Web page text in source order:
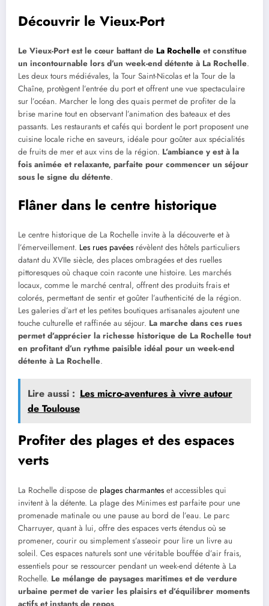
Découvrir le Vieux-Port
Le Vieux-Port est le cœur battant de La Rochelle et constitue
un incontournable lors d’un week-end détente à La Rochelle.
Les deux tours médiévales, la Tour Saint-Nicolas et la Tour de la
Chaîne, protègent l’entrée du port et offrent une vue spectaculaire
sur l’océan. Marcher le long des quais permet de profiter de la
brise marine tout en observant l’animation des bateaux et des
passants. Les restaurants et cafés qui bordent le port proposent une
cuisine locale riche en saveurs, idéale pour goûter aux spécialités
de fruits de mer et aux vins de la région. L’ambiance y est à la
fois animée et relaxante, parfaite pour commencer un séjour
sous le signe du détente.
Flâner dans le centre historique
Le centre historique de La Rochelle invite à la découverte et à
l’émerveillement. Les rues pavées révèlent des hôtels particuliers
datant du XVIIe siècle, des places ombragées et des ruelles
pittoresques où chaque coin raconte une histoire. Les marchés
locaux, comme le marché central, offrent des produits frais et
colorés, permettant de sentir et goûter l’authenticité de la région.
Les galeries d’art et les petites boutiques artisanales ajoutent une
touche culturelle et raffinée au séjour. La marche dans ces rues
permet d’apprécier la richesse historique de La Rochelle tout
en profitant d’un rythme paisible idéal pour un week-end
détente à La Rochelle.
Lire aussi : Les micro-aventures à vivre autour
de Toulouse
Profiter des plages et des espaces
verts
La Rochelle dispose de plages charmantes et accessibles qui
invitent à la détente. La plage des Minimes est parfaite pour une
promenade matinale ou une pause au bord de l’eau. Le parc
Charruyer, quant à lui, offre des espaces verts étendus où se
promener, courir ou simplement s’asseoir pour lire un livre au
soleil. Ces espaces naturels sont une véritable bouffée d’air frais,
essentiels pour se ressourcer pendant un week-end détente à La
Rochelle. Le mélange de paysages maritimes et de verdure
urbaine permet de varier les plaisirs et d’équilibrer moments